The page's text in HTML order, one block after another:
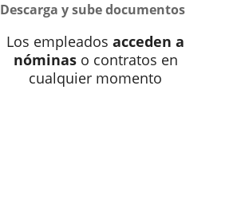
Descarga y sube documentos
Los empleadosacceden a
nóminas o contratos en
cualquier momento